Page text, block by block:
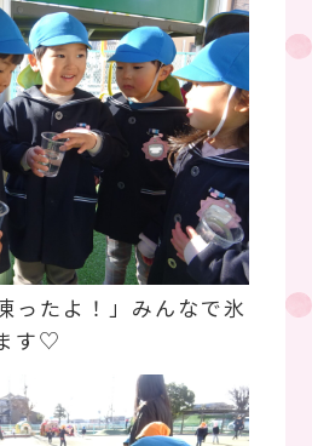
ったよ！」みんなで氷
す♡